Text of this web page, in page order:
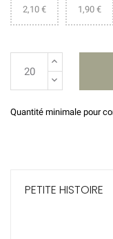
2,10 €
1,90 €
Quantité minimale pour
PETITE HISTOIRE